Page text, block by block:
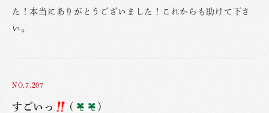
た！本当にありがとうございました！これからも助けて下さ
い。
NO.7,207
すごいっ ( )